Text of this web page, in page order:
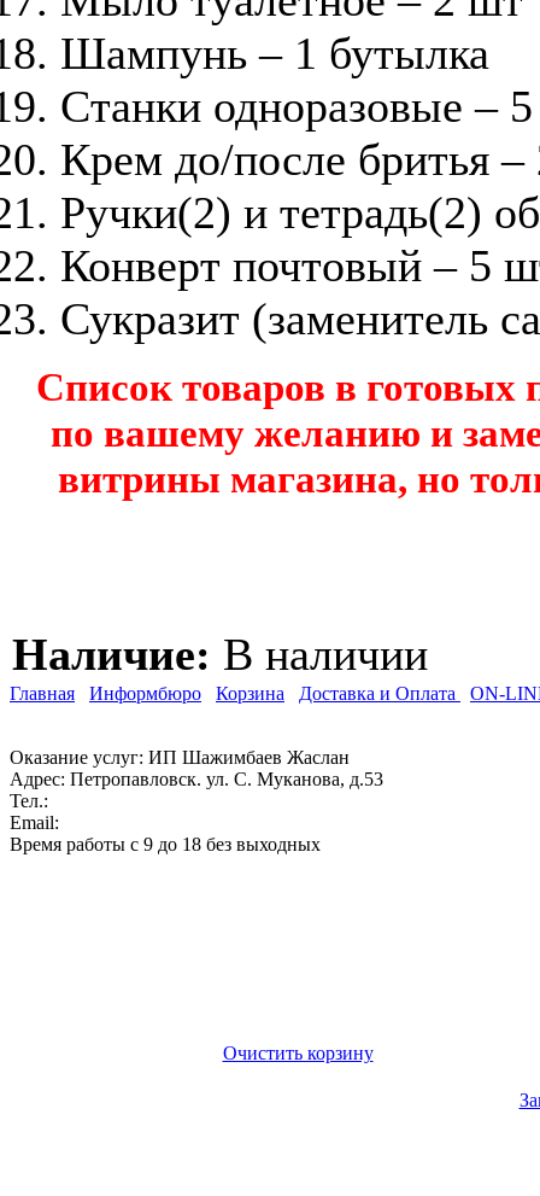
Шампунь – 1 бутылка
Станки одноразовые –
Крем до/после бритья
Ручки(2) и тетрадь(2)
Конверт почтовый – 5
Сукразит (заменитель
Список товаров в
по вашему желанию и
витрины магазина, но
Наличие: В наличии
Главная Информбюро Корзина Доставка и Оплата ON-
Оказание услуг: ИП Шажимбаев Жаслан
Адрес: Петропавловск. ул. С. Муканова, д.53
Тел.:
Email:
Время работы с 9 до 18 без выходных
Очистить корзину